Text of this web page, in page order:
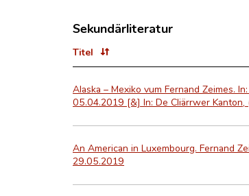
Sekundärliteratur
Titel
Alaska – Mexiko vum Fernand Zeimes.
05.04.2019 [&] In: De Cliärrwer Kanton,
An American in Luxembourg. Fernand
29.05.2019